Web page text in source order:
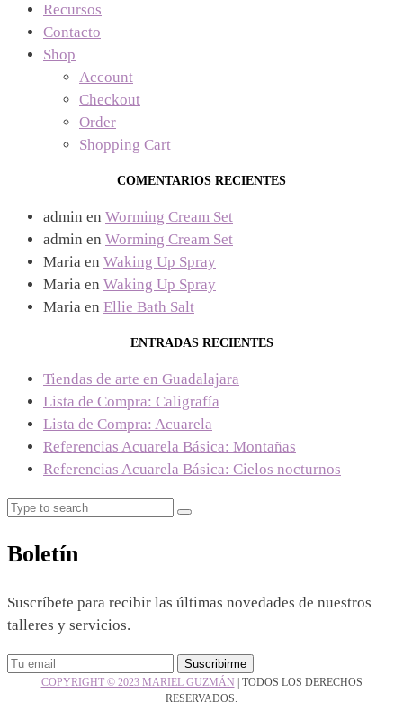
Recursos
Contacto
Shop
Account
Checkout
Order
Shopping Cart
COMENTARIOS RECIENTES
admin en Worming Cream Set
admin en Worming Cream Set
Maria en Waking Up Spray
Maria en Waking Up Spray
Maria en Ellie Bath Salt
ENTRADAS RECIENTES
Tiendas de arte en Guadalajara
Lista de Compra: Caligrafía
Lista de Compra: Acuarela
Referencias Acuarela Básica: Montañas
Referencias Acuarela Básica: Cielos nocturnos
Search
Search
Boletín
Suscríbete para recibir las últimas novedades de nuestros
talleres y servicios.
COPYRIGHT © 2023 MARIEL GUZMÁN | TODOS LOS DERECHOS
RESERVADOS.